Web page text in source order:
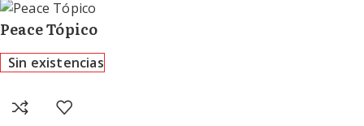
Peace Tópico
Sin existencias